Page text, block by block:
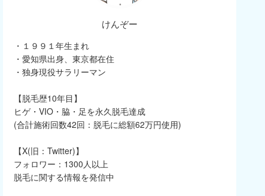
けんぞー
・１９９１年生まれ
・愛知県出身、東京都在住
・独身現役サラリーマン
【脱毛歴10年目】
ヒゲ・VIO・脇・足を永久脱毛達成
(合計施術回数42回：脱毛に総額62万円使用)
【X(旧：Twitter)】
フォロワー：1300人以上
脱毛に関する情報を発信中